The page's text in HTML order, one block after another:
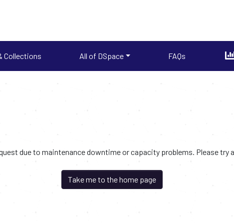
Collections All of DSpace FAQs
due to maintenance downtime or capacity problems. Please try
Take me to the home page